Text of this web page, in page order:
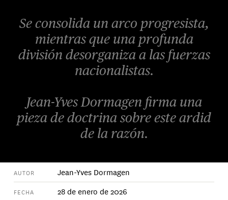
Se consolida un arco progresista,
mientras que una profunda
división desorganiza a las fuerzas
nacionalistas.
Jean-Yves Dormagen firma una
pieza de doctrina sobre este ardid
de la razón.
AUTOR Jean-Yves Dormagen
FECHA 28 de enero de 2026